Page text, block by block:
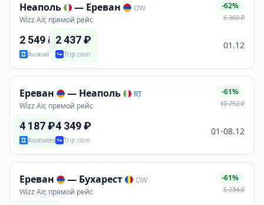
Неаполь — Ереван
OW
Wizz Air, прямой рейс
-62%
6 360₽
2 549₽
Aviasales
2 437₽
Trip.com
01.12
Ереван — Неаполь
RT
Wizz Air, прямой рейс
-61%
10 752₽
4 187₽
Aviasales
4 349₽
Trip.com
01-08.12
Ереван — Бухарест
OW
Wizz Air, прямой рейс
-61%
5 234₽